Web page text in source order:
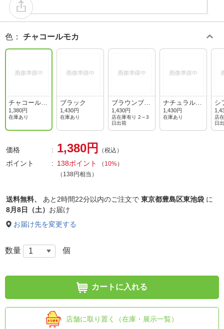
色 ： チャコールモカ
チャコールモ
カ
1,380円
在庫あり
ブラック
1,430円
在庫あり
ブラウンブラ
ック
1,430円
店在庫有り 2～3
日出荷
ナチュラルブ
ラウン
1,430円
在庫あり
シ
ウ
店
日
価格 1,380円 （税込）
ポイント 138ポイント （ 10%）
（138円相当）
送料無料、 あと 2時間22分以内のご注文で 東京都豊島区東池袋 に
8月8日（土） お届け
お届け先を変更する
数量 個
カートに入れる
店舗に取り置く（在庫・展示一覧）